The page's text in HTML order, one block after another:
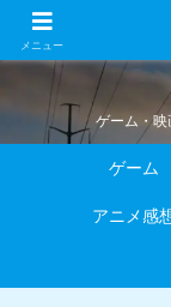
ゲーム・映
ゲーム
アニメ感
メニュー